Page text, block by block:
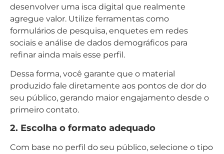
desenvolver uma isca digital que realmente
agregue valor. Utilize ferramentas como
formulários de pesquisa, enquetes em redes
sociais e análise de dados demográficos para
refinar ainda mais esse perfil.
Dessa forma, você garante que o material
produzido fale diretamente aos pontos de dor do
seu público, gerando maior engajamento desde o
primeiro contato.
2. Escolha o formato adequado
Com base no perfil do seu público, selecione o tipo